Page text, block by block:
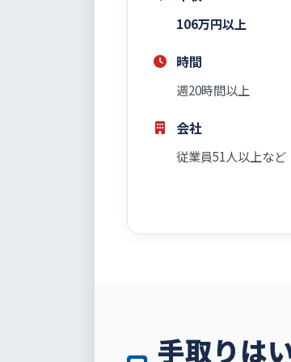
106万円以上
時間
週20時間以上
会社
従業員51人以上など
手取りは